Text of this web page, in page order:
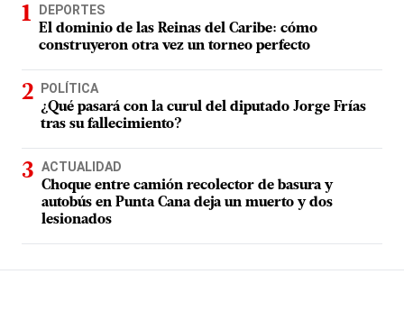
DEPORTES
El dominio de las Reinas del Caribe: cómo
construyeron otra vez un torneo perfecto
POLÍTICA
¿Qué pasará con la curul del diputado Jorge Frías
tras su fallecimiento?
ACTUALIDAD
Choque entre camión recolector de basura y
autobús en Punta Cana deja un muerto y dos
lesionados